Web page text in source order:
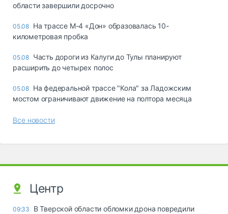
области завершили досрочно
05.08 На трассе М-4 «Дон» образовалась 10-
километровая пробка
05.08 Часть дороги из Калуги до Тулы планируют
расширить до четырех полос
05.08 На федеральной трассе "Кола" за Ладожским
мостом ограничивают движение на полтора месяца
Все новости
Центр
09:33
В Тверской области обломки дрона повредили